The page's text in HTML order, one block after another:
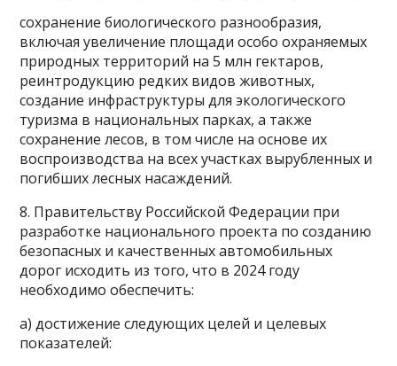
сохранение биологического разнообразия,
включая увеличение площади особо охраняемых
природных территорий на 5 млн гектаров,
реинтродукцию редких видов животных,
создание инфраструктуры для экологического
туризма в национальных парках, а также
сохранение лесов, в том числе на основе их
воспроизводства на всех участках вырубленных и
погибших лесных насаждений.
8. Правительству Российской Федерации при
разработке национального проекта по созданию
безопасных и качественных автомобильных
дорог исходить из того, что в 2024 году
необходимо обеспечить:
а) достижение следующих целей и целевых
показателей: